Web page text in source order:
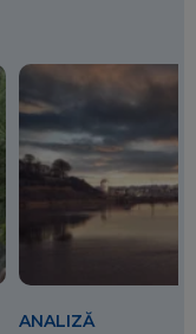
ANALIZĂ